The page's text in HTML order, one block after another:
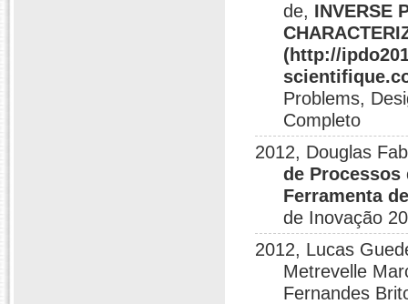
de, INVERSE
(http://
Problems,
Completo
2012, Douglas
de Processos
Ferramenta
de Inovação
2012, Lucas
Metrevelle
Fernandes